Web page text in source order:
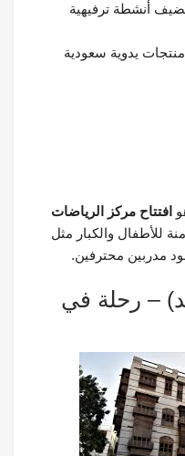
أنشطة ترفيهية
يدوية سعودية
افتتاح مركز الرياضات
للأطفال والكبار مثل
مدربين محترفين.
– رحلة في